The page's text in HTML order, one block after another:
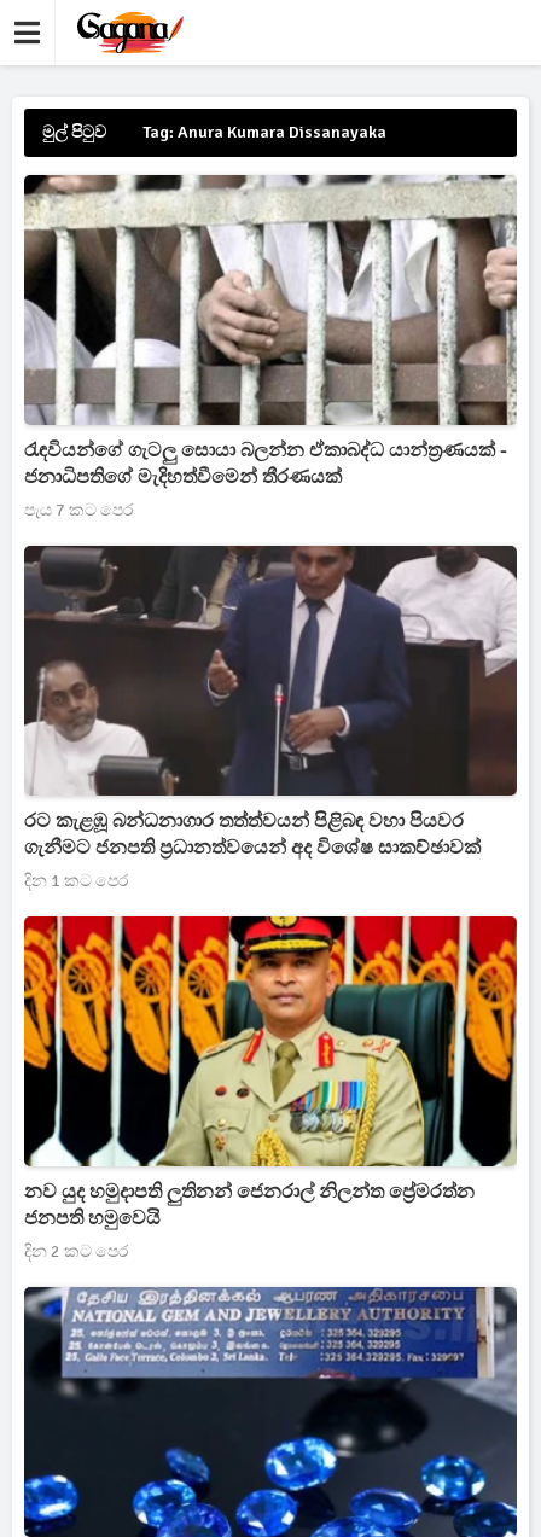
මුල් පිටුව Tag: Anura Kumara Dissanayaka
රැඳවියන්ගේ ගැටලු සොයා බලන්න ඒකාබද්ධ යාන්ත්‍රණයක් -
ජනාධිපතිගේ මැදිහත්වීමෙන් තීරණයක්
පැය 7 කට පෙර
රට කැළඹූ බන්ධනාගාර තත්ත්වයන් පිළිබඳ වහා පියවර
ගැනීමට ජනපති ප්‍රධානත්වයෙන් අද විශේෂ සාකච්ඡාවක්
දින 1 කට පෙර
නව යුද හමුදාපති ලුතිනන් ජෙනරාල් නිලන්ත ප්‍රේමරත්න
ජනපති හමුවෙයි
දින 2 කට පෙර